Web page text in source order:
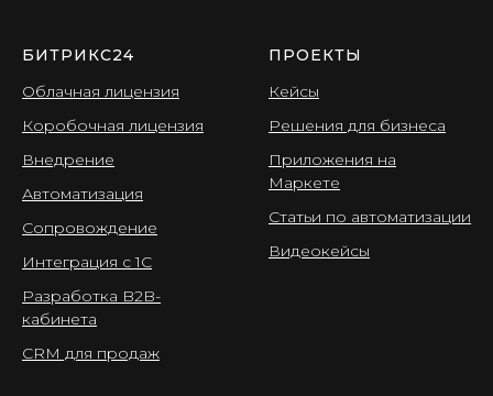
БИТРИКС24
Облачная лицензия
Коробочная лицензия
Внедрение
Автоматизация
Сопровождение
Интеграция с 1С
Разработка B2B-
кабинета
CRМ для продаж
ПРОЕКТЫ
Кейсы
Решения для бизнеса
Приложения на
Маркете
Статьи по автоматизации
Видеокейсы